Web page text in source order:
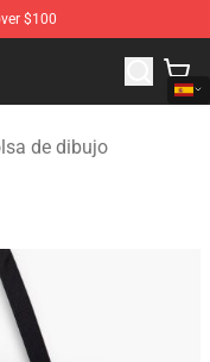
$100
Shop
de dibujo